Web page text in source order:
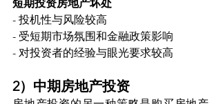
短期投资房地产坏处
- 投机性与风险较高
- 受短期市场氛围和金融政策影响
- 对投资者的经验与眼光要求较高
2）中期房地产投资